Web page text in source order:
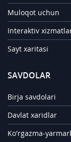
Muloqot uchun
Interaktiv
Sayt xaritasi
SAVDOLAR
Birja savdolari
Davlat xaridlar
Ko'rgazma-